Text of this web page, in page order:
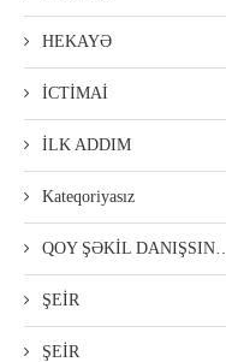
HEKAYƏ
İCTİMAİ
İLK ADDIM
Kateqoriyasız
QOY ŞƏKİL
ŞEİR
ŞEİR